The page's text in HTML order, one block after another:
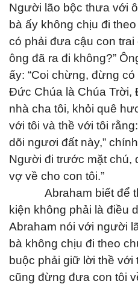
Người lão bộc thưa với
bà ấy không chịu đi
có phải đưa cậu con
ông đã ra đi không?”
ấy: “Coi chừng, đừng
Đức Chúa là Chúa Trời,
nhà cha tôi, khỏi quê
với tôi và thề với tôi
dõi ngươi đất này,”
Người đi trước mặt chú,
vợ về cho con tôi.”
Abraham biết để
kiện không phải là điều
Abraham nói với người
bà không chịu đi theo
buộc phải giữ lời thề
cũng đừng đưa con tôi